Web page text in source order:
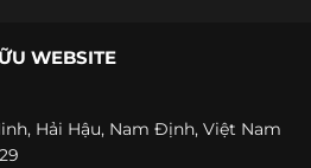
WEBSITE
Hải Hậu, Nam Định, Việt Nam